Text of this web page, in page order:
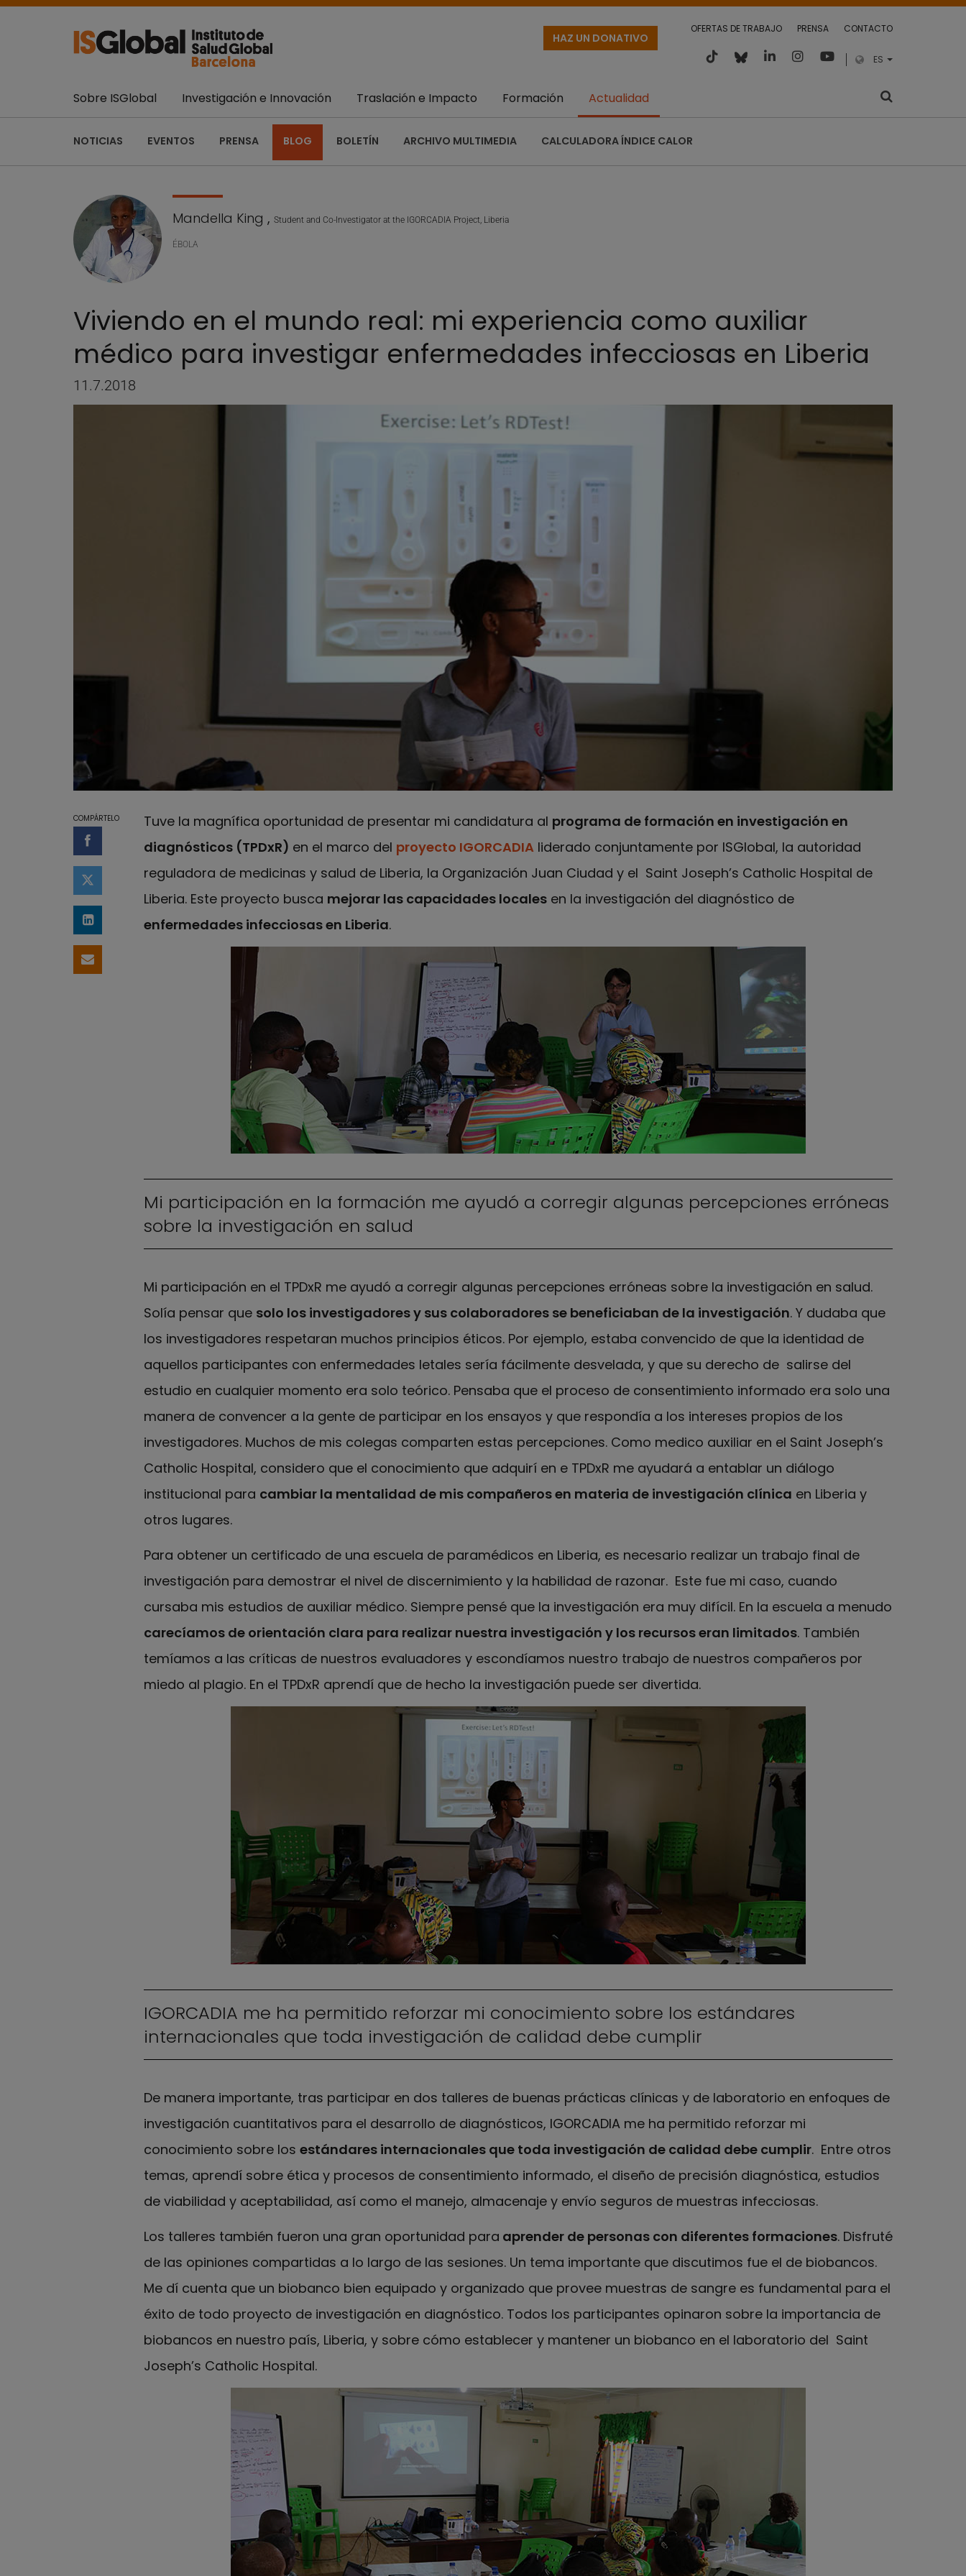
OFERTAS DE TRABAJO PRENSA CONTACTO
ES
HAZ UN DONATIVO
Sobre ISGlobal Investigación e Innovación Traslación e Impacto Formación Actualidad
NOTICIAS EVENTOS PRENSA BLOG BOLETÍN ARCHIVO MULTIMEDIA CALCULADORA ÍNDICE CALOR
Mandella King , Student and Co-Investigator at the IGORCADIA Project, Liberia
ÉBOLA
Viviendo en el mundo real: mi experiencia como auxiliar
médico para investigar enfermedades infecciosas en Liberia
11.7.2018
COMPÁRTELO
Compartir en Facebook
Compartir en Twitter
Compartir en LinkedIn
Compartir por email
Tuve la magnífica oportunidad de presentar mi candidatura al programa de formación en investigación en
diagnósticos (TPDxR) en el marco del proyecto IGORCADIAliderado conjuntamente por ISGlobal, la autoridad
reguladora de medicinas y salud de Liberia, la Organización Juan Ciudad y el Saint Joseph’s Catholic Hospital de
Liberia. Este proyecto busca mejorar las capacidades localesen la investigación del diagnóstico de
enfermedades infecciosas en Liberia.
Mi participación en la formación me ayudó a corregir algunas percepciones erróneas
sobre la investigación en salud
Mi participación en el TPDxR me ayudó a corregir algunas percepciones erróneas sobre la investigación en salud.
Solía pensar que solo los investigadores y sus colaboradores se beneficiaban de la investigación. Y dudaba que
los investigadores respetaran muchos principios éticos. Por ejemplo, estaba convencido de que la identidad de
aquellos participantes con enfermedades letales sería fácilmente desvelada, y que su derecho de salirse del
estudio en cualquier momento era solo teórico. Pensaba que el proceso de consentimiento informado era solo una
manera de convencer a la gente de participar en los ensayos y que respondía a los intereses propios de los
investigadores. Muchos de mis colegas comparten estas percepciones. Como medico auxiliar en el Saint Joseph’s
Catholic Hospital, considero que el conocimiento que adquirí en e TPDxR me ayudará a entablar un diálogo
institucional para cambiar la mentalidad de mis compañeros en materia de investigación clínica en Liberia y
otros lugares.
Para obtener un certificado de una escuela de paramédicos en Liberia, es necesario realizar un trabajo final de
investigación para demostrar el nivel de discernimiento y la habilidad de razonar. Este fue mi caso, cuando
cursaba mis estudios de auxiliar médico. Siempre pensé que la investigación era muy difícil. En la escuela a menudo
carecíamos de orientación clara para realizar nuestra investigación y los recursos eran limitados. También
temíamos a las críticas de nuestros evaluadores y escondíamos nuestro trabajo de nuestros compañeros por
miedo al plagio. En el TPDxR aprendí que de hecho la investigación puede ser divertida.
IGORCADIA me ha permitido reforzar mi conocimiento sobre los estándares
internacionales que toda investigación de calidad debe cumplir
De manera importante, tras participar en dos talleres de buenas prácticas clínicas y de laboratorio en enfoques de
investigación cuantitativos para el desarrollo de diagnósticos, IGORCADIA me ha permitido reforzar mi
conocimiento sobre los estándares internacionales que toda investigación de calidad debe cumplir. Entre otros
temas, aprendí sobre ética y procesos de consentimiento informado, el diseño de precisión diagnóstica, estudios
de viabilidad y aceptabilidad, así como el manejo, almacenaje y envío seguros de muestras infecciosas.
Los talleres también fueron una gran oportunidad para aprender de personas con diferentes formaciones. Disfruté
de las opiniones compartidas a lo largo de las sesiones. Un tema importante que discutimos fue el de biobancos.
Me dí cuenta que un biobanco bien equipado y organizado que provee muestras de sangre es fundamental para el
éxito de todo proyecto de investigación en diagnóstico. Todos los participantes opinaron sobre la importancia de
biobancos en nuestro país, Liberia, y sobre cómo establecer y mantener un biobanco en el laboratorio del Saint
Joseph’s Catholic Hospital.